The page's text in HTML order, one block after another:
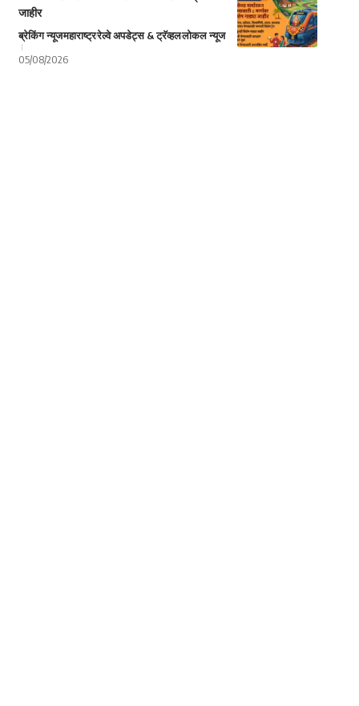
जाहीर
ब्रेकिंग न्यूजमहाराष्ट्ररेल्वे अपडेट्स & ट्रॅव्हललोकल न्यूज
05/08/2026